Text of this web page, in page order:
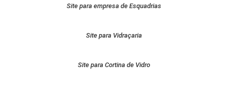
Site para empresa de Esquadrias
Site para Vidraçaria
Site para Cortina de Vidro